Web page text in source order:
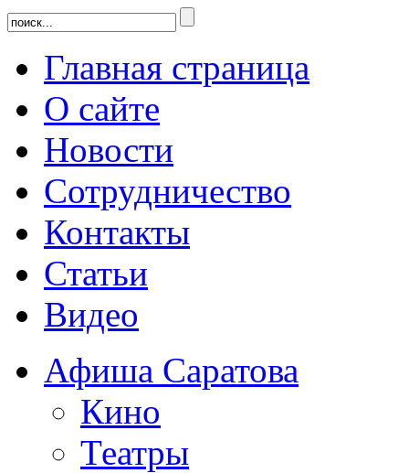
Главная страница
О сайте
Новости
Сотрудничество
Контакты
Статьи
Видео
Афиша Саратова
Кино
Театры